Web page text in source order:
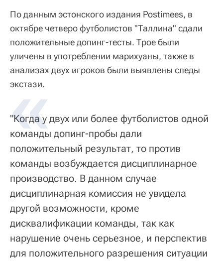
По данным эстонского издания Postimees, в
октябре четверо футболистов "Таллина" сдали
положительные допинг-тесты. Трое были
уличены в употреблении марихуаны, также в
анализах двух игроков были выявлены следы
экстази.
"Когда у двух или более футболистов одной
команды допинг-пробы дали
положительный результат, то против
команды возбуждается дисциплинарное
производство. В данном случае
дисциплинарная комиссия не увидела
другой возможности, кроме
дисквалификации команды, так как
нарушение очень серьезное, и перспектив
для положительного разрешения ситуации